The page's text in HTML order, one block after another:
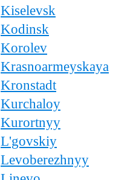
Kiselevsk
Kodinsk
Korolev
Krasnoarmeyskaya
Kronstadt
Kurchaloy
Kurortnyy
L'govskiy
Levoberezhnyy